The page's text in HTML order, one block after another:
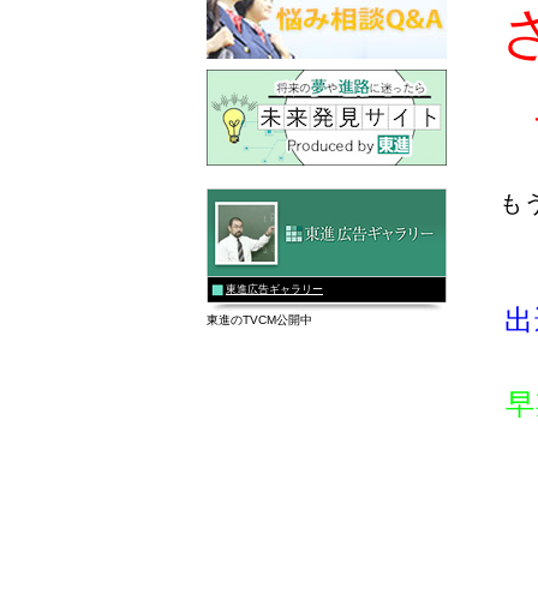
も
東進広告ギャラリー
東進のTVCM公開中